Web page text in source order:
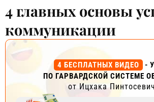
4 главных основы
коммуникации
4 БЕСПЛАТНЫХ ВИДЕО
-
ПО ГАРВАРДСКОЙ СИСТЕМЕ
от Ицхака